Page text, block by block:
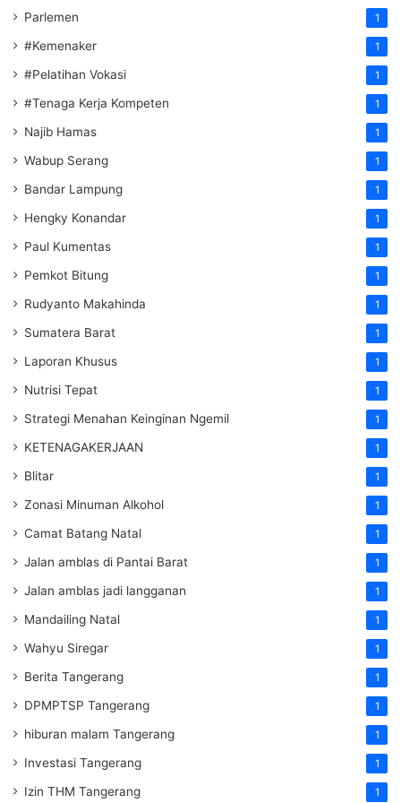
Parlemen 1
#Kemenaker 1
#Pelatihan Vokasi 1
#Tenaga Kerja Kompeten 1
Najib Hamas 1
Wabup Serang 1
Bandar Lampung 1
Hengky Konandar 1
Paul Kumentas 1
Pemkot Bitung 1
Rudyanto Makahinda 1
Sumatera Barat 1
Laporan Khusus 1
Nutrisi Tepat 1
Strategi Menahan Keinginan Ngemil 1
KETENAGAKERJAAN 1
Blitar 1
Zonasi Minuman Alkohol 1
Camat Batang Natal 1
Jalan amblas di Pantai Barat 1
Jalan amblas jadi langganan 1
Mandailing Natal 1
Wahyu Siregar 1
Berita Tangerang 1
DPMPTSP Tangerang 1
hiburan malam Tangerang 1
Investasi Tangerang 1
Izin THM Tangerang 1